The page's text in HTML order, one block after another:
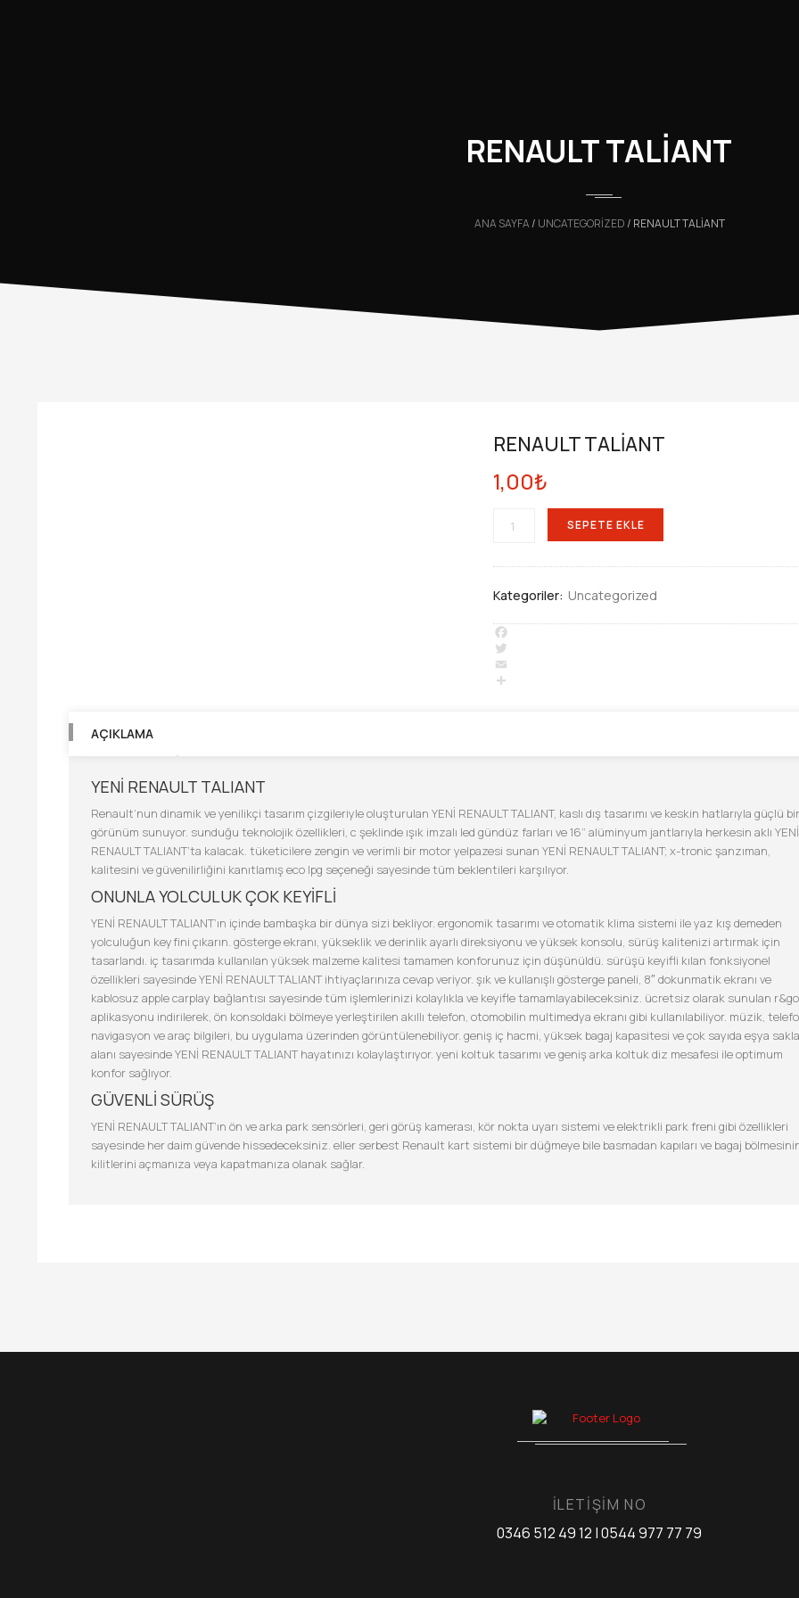
RENAULT TALİANT
ANA SAYFA/ UNCATEGORIZED/ RENAULT TALİANT
RENAULT TALİANT
1,00₺
RENAULT
SEPETE EKLE
Kategoriler: Uncategorized
Facebook
Twitter
Email
AÇIKLAMA
YENİ RENAULT TALIANT
Renault’nun dinamik ve yenilikçi tasarım çizgileriyle oluşturulan YENİ RENAULT TALIANT, kaslı dış tasarımı ve keskin hatlarıyla güçlü bir
görünüm sunuyor. sunduğu teknolojik özellikleri, c şeklinde ışık imzalı led gündüz farları ve 16” alüminyum jantlarıyla herkesin aklı YENİ
RENAULT TALIANT’ta kalacak. tüketicilere zengin ve verimli bir motor yelpazesi sunan YENİ RENAULT TALIANT; x-tronic şanzıman,
kalitesini ve güvenilirliğini kanıtlamış eco lpg seçeneği sayesinde tüm beklentileri karşılıyor.
ONUNLA YOLCULUK ÇOK KEYİFLİ
YENİ RENAULT TALIANT’ın içinde bambaşka bir dünya sizi bekliyor. ergonomik tasarımı ve otomatik klima sistemi ile yaz kış demeden
yolculuğun keyfini çıkarın. gösterge ekranı, yükseklik ve derinlik ayarlı direksiyonu ve yüksek konsolu, sürüş kalitenizi artırmak için
tasarlandı. iç tasarımda kullanılan yüksek malzeme kalitesi tamamen konforunuz için düşünüldü. sürüşü keyifli kılan fonksiyonel
özellikleri sayesinde YENİ RENAULT TALIANT ihtiyaçlarınıza cevap veriyor. şık ve kullanışlı gösterge paneli, 8″ dokunmatik ekranı ve
kablosuz apple carplay bağlantısı sayesinde tüm işlemlerinizi kolaylıkla ve keyifle tamamlayabileceksiniz. ücretsiz olarak sunulan r&go
aplikasyonu indirilerek, ön konsoldaki bölmeye yerleştirilen akıllı telefon, otomobilin multimedya ekranı gibi kullanılabiliyor. müzik,
navigasyon ve araç bilgileri, bu uygulama üzerinden görüntülenebiliyor. geniş iç hacmi, yüksek bagaj kapasitesi ve çok sayıda eşya
alanı sayesinde YENİ RENAULT TALIANT hayatınızı kolaylaştırıyor. yeni koltuk tasarımı ve geniş arka koltuk diz mesafesi ile optimum
konfor sağlıyor.
GÜVENLİ SÜRÜŞ
YENİ RENAULT TALIANT’ın ön ve arka park sensörleri, geri görüş kamerası, kör nokta uyarı sistemi ve elektrikli park freni gibi özellikleri
sayesinde her daim güvende hissedeceksiniz. eller serbest Renault kart sistemi bir düğmeye bile basmadan kapıları ve bagaj
kilitlerini açmanıza veya kapatmanıza olanak sağlar.
İLETİŞİM NO
0346 512 49 12 | 0544 977 77 79